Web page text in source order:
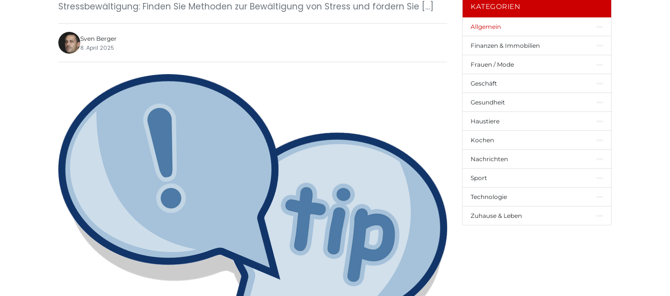
Stressbewältigung: Finden Sie Methoden zur Bewältigung von Stress und fördern Sie […]
Sven Berger
8. April 2025
KATEGORIEN
Allgemein
Finanzen & Immobilien
Frauen / Mode
Geschäft
Gesundheit
Haustiere
Kochen
Nachrichten
Sport
Technologie
Zuhause & Leben